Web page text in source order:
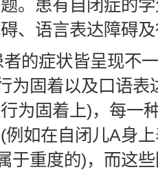
。患有自闭症的
、语言表达障碍
的症状皆呈现不
为固着以及口语
为固着上)，每一
例如在自闭儿A身
于重度的)，而这